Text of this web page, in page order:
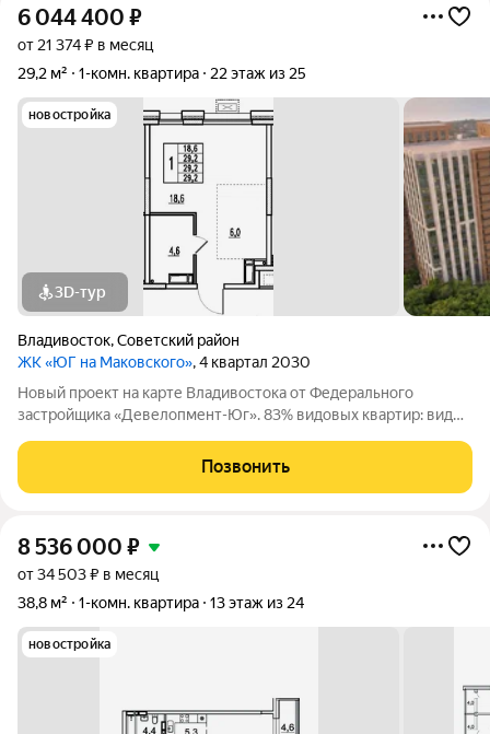
6 044 400 ₽
от 21 374 ₽ в месяц
29,2 м²
1-комн. квартира 22 этаж из 25
новостройка
3D-тур
Владивосток,Советский район
ЖК «ЮГ на Маковского», 4 квартал 2030
Новый проект на карте Владивостока от Федерального
застройщика «Девелопмент-Юг». 83% видовых квартир: виды
массива, двор с прогулочным бульваром, смотровой
площадкой, спортивными зонами,
Позвонить
8 536 000 ₽
от 34 503 ₽ в месяц
38,8 м²
1-комн. квартира 13 этаж из 24
новостройка